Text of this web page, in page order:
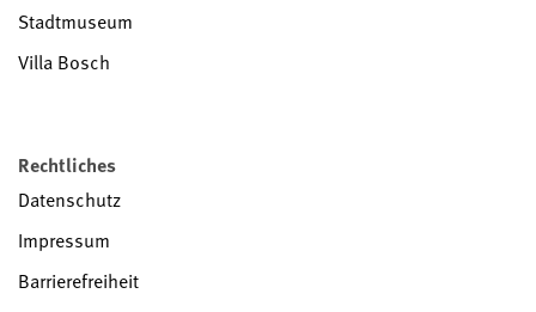
Stadtmuseum
Villa Bosch
Rechtliches
Datenschutz
Impressum
Barrierefreiheit